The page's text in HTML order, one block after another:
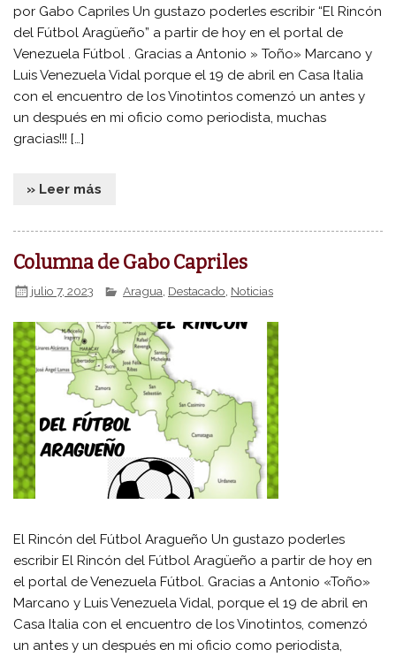
por Gabo Capriles Un gustazo poderles escribir “El Rincón
del Fútbol Aragüeño” a partir de hoy en el portal de
Venezuela Fútbol . Gracias a Antonio » Toño» Marcano y
Luis Venezuela Vidal porque el 19 de abril en Casa Italia
con el encuentro de los Vinotintos comenzó un antes y
un después en mi oficio como periodista, muchas
gracias!!! […]
» Leer más
Columna de Gabo Capriles
julio 7, 2023 Aragua Destacado Noticias
El Rincón del Fútbol Aragueño Un gustazo poderles
escribir El Rincón del Fútbol Aragüeño a partir de hoy en
el portal de Venezuela Fútbol. Gracias a Antonio «Toño»
Marcano y Luis Venezuela Vidal, porque el 19 de abril en
Casa Italia con el encuentro de los Vinotintos, comenzó
un antes y un después en mi oficio como periodista,